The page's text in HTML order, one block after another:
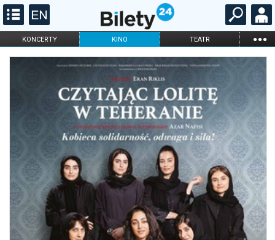
KONCERTY KINO TEATR ...
FILHARMONIA OPERA I BALET
ONLINE